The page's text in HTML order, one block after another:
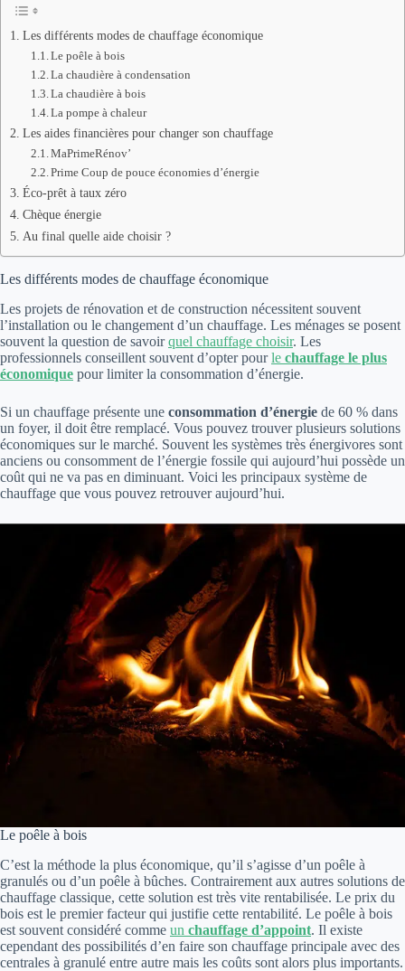
Les différents modes de chauffage économique
Le poêle à bois
La chaudière à condensation
La chaudière à bois
La pompe à chaleur
Les aides financières pour changer son chauffage
MaPrimeRénov’
Prime Coup de pouce économies d’énergie
Éco-prêt à taux zéro
Chèque énergie
Au final quelle aide choisir ?
Les différents modes de chauffage économique
Les projets de rénovation et de construction nécessitent souvent
l’installation ou le changement d’un chauffage. Les ménages se posent
souvent la question de savoirquel chauffage choisir. Les
professionnels conseillent souvent d’opter pourle chauffage le plus
économique pour limiter la consommation d’énergie.
Si un chauffage présente une consommation d’énergie de 60 % dans
un foyer, il doit être remplacé. Vous pouvez trouver plusieurs solutions
économiques sur le marché. Souvent les systèmes très énergivores sont
anciens ou consomment de l’énergie fossile qui aujourd’hui possède un
coût qui ne va pas en diminuant. Voici les principaux système de
chauffage que vous pouvez retrouver aujourd’hui.
Le poêle à bois
C’est la méthode la plus économique, qu’il s’agisse d’un poêle à
granulés ou d’un poêle à bûches. Contrairement aux autres solutions de
chauffage classique, cette solution est très vite rentabilisée. Le prix du
bois est le premier facteur qui justifie cette rentabilité. Le poêle à bois
est souvent considéré comme un chauffage d’appoint. Il existe
cependant des possibilités d’en faire son chauffage principale avec des
centrales à granulé entre autre mais les coûts sont alors plus importants.